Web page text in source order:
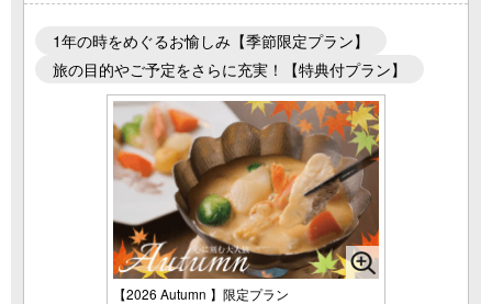
1年の時をめぐるお愉しみ【季節限定プラン】
旅の目的やご予定をさらに充実！【特典付プラン】
【2026 Autumn 】限定プラン